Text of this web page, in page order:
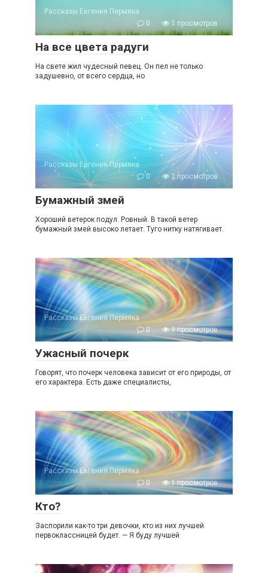
Рассказы Евгения Пермяка
0
1 просмотров
На все цвета радуги
На свете жил чудесный певец. Он пел не только
задушевно, от всего сердца, но
Рассказы Евгения Пермяка
0
2 просмотров
Бумажный змей
Хороший ветерок подул. Ровный. В такой ветер
бумажный змей высоко летает. Туго нитку натягивает.
Рассказы Евгения Пермяка
0
9 просмотров
Ужасный почерк
Говорят, что почерк человека зависит от его природы, от
его характера. Есть даже специалисты,
Рассказы Евгения Пермяка
0
1 просмотров
Кто?
Заспорили как-то три девочки, кто из них лучшей
первоклассницей будет. — Я буду лучшей